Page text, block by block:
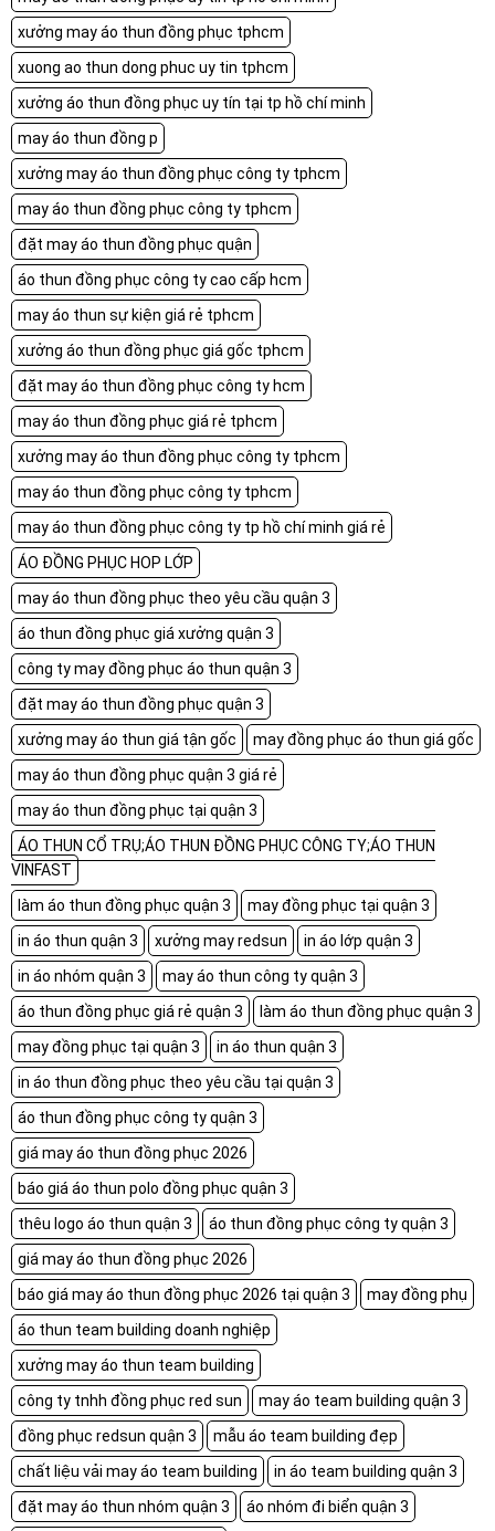
xưởng may áo thun đồng phục tphcm
xuong ao thun dong phuc uy tin tphcm
xưởng áo thun đồng phục uy tín tại tp hồ chí minh
may áo thun đồng p
xưởng may áo thun đồng phục công ty tphcm
may áo thun đồng phục công ty tphcm
đặt may áo thun đồng phục quận
áo thun đồng phục công ty cao cấp hcm
may áo thun sự kiện giá rẻ tphcm
xưởng áo thun đồng phục giá gốc tphcm
đặt may áo thun đồng phục công ty hcm
may áo thun đồng phục giá rẻ tphcm
xưởng may áo thun đồng phục công ty tphcm
may áo thun đồng phục công ty tphcm
may áo thun đồng phục công ty tp hồ chí minh giá rẻ
ÁO ĐỒNG PHỤC HOP LỚP
may áo thun đồng phục theo yêu cầu quận 3
áo thun đồng phục giá xưởng quận 3
công ty may đồng phục áo thun quận 3
đặt may áo thun đồng phục quận 3
xưởng may áo thun giá tận gốc
may đồng phục áo thun giá gốc
may áo thun đồng phục quận 3 giá rẻ
may áo thun đồng phục tại quận 3
ÁO THUN CỔ TRỤ;ÁO THUN ĐỒNG PHỤC CÔNG TY;ÁO THUN
VINFAST
làm áo thun đồng phục quận 3
may đồng phục tại quận 3
in áo thun quận 3
xưởng may redsun
in áo lớp quận 3
in áo nhóm quận 3
may áo thun công ty quận 3
áo thun đồng phục giá rẻ quận 3
làm áo thun đồng phục quận 3
may đồng phục tại quận 3
in áo thun quận 3
in áo thun đồng phục theo yêu cầu tại quận 3
áo thun đồng phục công ty quận 3
giá may áo thun đồng phục 2026
báo giá áo thun polo đồng phục quận 3
thêu logo áo thun quận 3
áo thun đồng phục công ty quận 3
giá may áo thun đồng phục 2026
báo giá may áo thun đồng phục 2026 tại quận 3
may đồng phụ
áo thun team building doanh nghiệp
xưởng may áo thun team building
công ty tnhh đồng phục red sun
may áo team building quận 3
đồng phục redsun quận 3
mẫu áo team building đẹp
chất liệu vải may áo team building
in áo team building quận 3
đặt may áo thun nhóm quận 3
áo nhóm đi biển quận 3